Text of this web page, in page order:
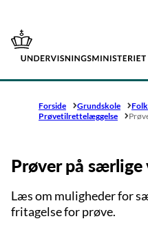
Gå til forsiden
Forside Grundskole
Prøvetilrettelæggelse
Prøver på
Læs om muligheder for
fritagelse for prøve.